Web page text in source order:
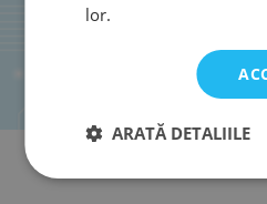
lor.
ARATĂ DETALIILE